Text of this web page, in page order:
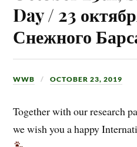
Day / 23
Снежного
WWB OCTOBER 23, 2019
Together with our research
we wish you a happy